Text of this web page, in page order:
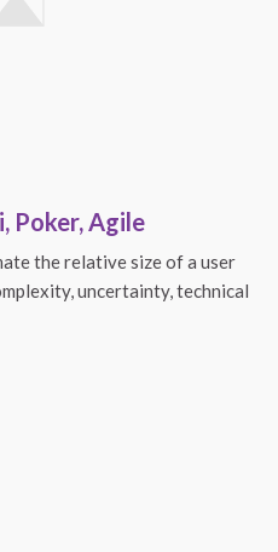
Poker, Agile
the relative size of a user
uncertainty, technical